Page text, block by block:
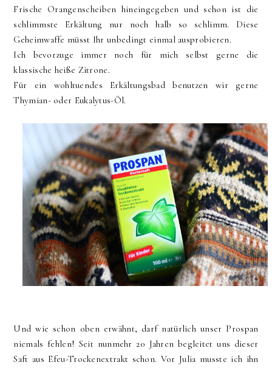
Frische Orangenscheiben hineingegeben und schon ist die
schlimmste Erkältung nur noch halb so schlimm. Diese
Geheimwaffe müsst Ihr unbedingt einmal ausprobieren.
Ich bevorzuge immer noch für mich selbst gerne die
klassische heiße Zitrone.
Für ein wohltuendes Erkältungsbad benutzen wir gerne
Thymian- oder Eukalytus-Öl.
Und wie schon oben erwähnt, darf natürlich unser Prospan
niemals fehlen! Seit nunmehr 20 Jahren begleitet uns dieser
Saft aus Efeu-Trockenextrakt schon. Vor Julia musste ich ihn